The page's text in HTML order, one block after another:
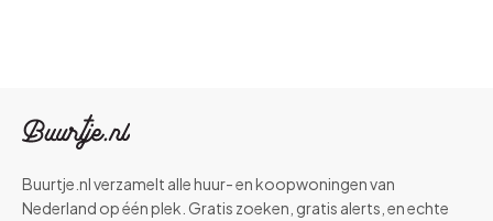
Buurtje.nl verzamelt alle huur- en koopwoningen van
Nederland op één plek. Gratis zoeken, gratis alerts, en echte